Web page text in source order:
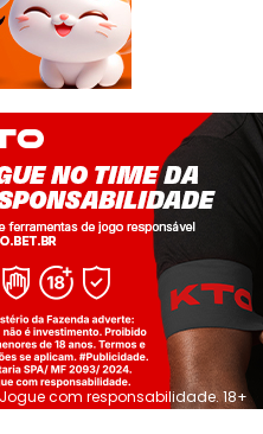
Jogue com responsabilidade. 18+